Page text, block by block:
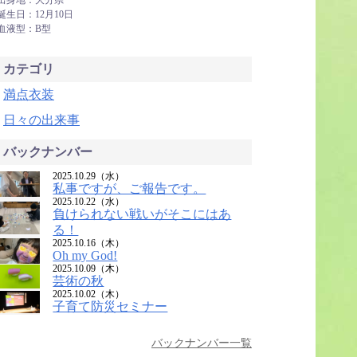
生日：12月10日
液型：B型
カテゴリ
満点衣装
日々の出来事
バックナンバー
2025.10.29（水）
私事ですが、ご報告です。
2025.10.22（水）
負けられない戦いがそこにはあ
る！
2025.10.16（木）
Oh my God!
2025.10.09（木）
芸術の秋
2025.10.02（木）
子育て防災セミナー
バックナンバー一覧